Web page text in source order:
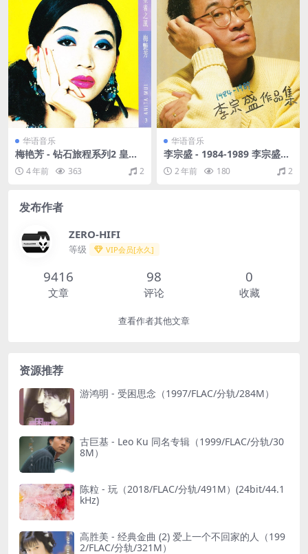
华语音乐
梅艳芳 - 钻石旅程系列2 皇者
之风 1993 [WAV+CUE/整轨/5
47M]4 年前 363 2
华语音乐
李宗盛 - 1984-1989 李宗盛作
品集（1990/FLAC/分轨/240
M）2 年前 180 2
发布作者
ZERO-HIFI
等级 VIP会员[永久]
9416
文章
98
评论
0
收藏
查看作者其他文章
资源推荐
游鸿明 - 受困思念（1997/FLAC/分轨/284M）
古巨基 - Leo Ku 同名专辑（1999/FLAC/分轨/30
8M）
陈粒 - 玩（2018/FLAC/分轨/491M）(24bit/44.1
kHz)
高胜美 - 经典金曲 (2) 爱上一个不回家的人（199
2/FLAC/分轨/321M）